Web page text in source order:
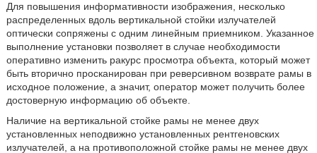
Для повышения информативности изображения, несколько
распределенных вдоль вертикальной стойки излучателей
оптически сопряжены с одним линейным приемником. Указанное
выполнение установки позволяет в случае необходимости
оперативно изменить ракурс просмотра объекта, который может
быть вторично просканирован при реверсивном возврате рамы в
исходное положение, а значит, оператор может получить более
достоверную информацию об объекте.
Наличие на вертикальной стойке рамы не менее двух
установленных неподвижно установленных рентгеновских
излучателей, а на противоположной стойке рамы не менее двух